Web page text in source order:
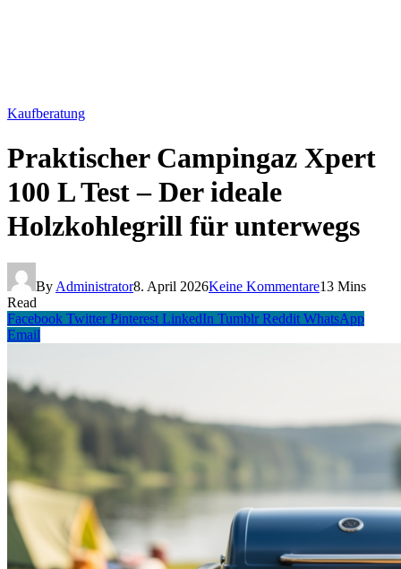
Kaufberatung
Praktischer Campingaz Xpert
100 L Test – Der ideale
Holzkohlegrill für unterwegs
By Administrator8. April 2026Keine Kommentare13 Mins
Read
Facebook Twitter Pinterest LinkedIn Tumblr Reddit WhatsApp
Email